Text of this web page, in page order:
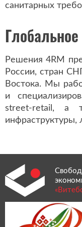
санитарных
Решения 4RM
России, стран
Востока. Мы
и
street-retail, а
инфраструктуры,